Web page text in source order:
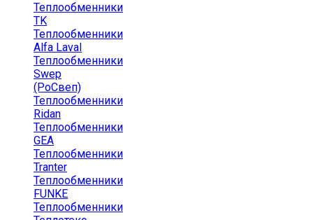
Теплообменники
TK
Теплообменники
Alfa Laval
Теплообменники
Swep
(РоСвеп)
Теплообменники
Ridan
Теплообменники
GEA
Теплообменники
Tranter
Теплообменники
FUNKE
Теплообменники